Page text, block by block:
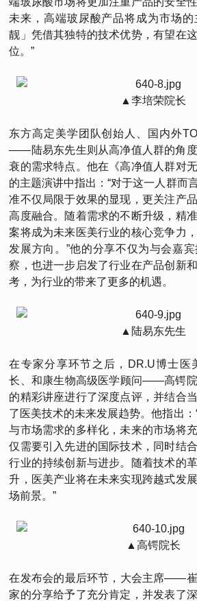
未来，高端玻尿酸产品将成为市场
靓」凭借其独特的技术优势，有望在
位。”
▲李培荣院长
东方高定美学团队创始人、国内外
——陆易东先生则从高净值人群的角
衰的需求特点。他在《高净值人群对
的主题演讲中指出：“对于这一人群而
准不仅局限于效果的显现，更关注产
高度融合。随着需求的不断升级，精
案将成为未来医美行业的核心竞争力
发展方向。”他的分享不仅为与会嘉
察，也进一步启发了行业在产品创新
考，为行业的带来了更多的机遇。
▲陆易东先生
在专家分享环节之后，DR.U博士医
长、和康生物高级医学顾问——高锷
的精彩讲座进行了深度点评，并结合
了医美技术的未来发展趋势。他指出
与市场需求的多样化，未来的市场将
仅需要引入先进的国际技术，同时结
行业的持续创新与进步。随着技术的
升，医美产业将在未来实现跨越式发
场前景。”
▲高锷院长
在发布会的最后环节，大会主席——
家的分享给予了充分肯定，并发表了